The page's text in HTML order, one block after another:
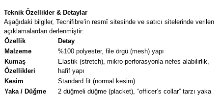
Teknik Özellikler & Detaylar
Aşağıdaki bilgiler, Tecnifibre’in resmî sitesinde ve satıcı sitelerinde verilen
açıklamalardan derlenmiştir:
Özellik
Detay
Malzeme
%100 polyester, file örgü (mesh) yapı
Kumaş
Özellikleri
Elastik (stretch), mikro-perforasyonla nefes alabilirlik,
hafif yapı
Kesim
Standard fit (normal kesim)
Yaka / Düğme
2 düğmeli düğme (placket), “officer’s collar” tarzı yaka